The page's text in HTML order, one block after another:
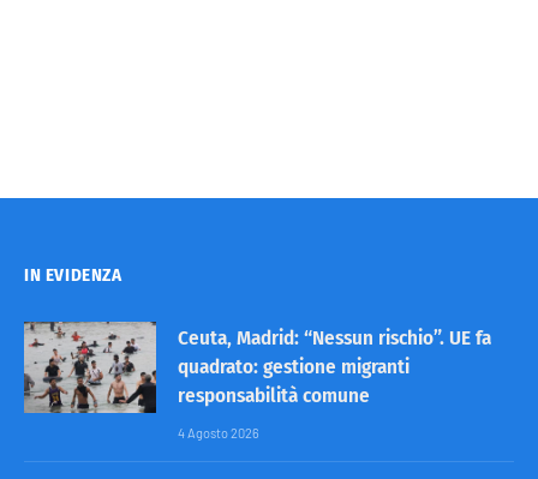
IN EVIDENZA
Ceuta, Madrid: “Nessun rischio”. UE fa
quadrato: gestione migranti
responsabilità comune
4 Agosto 2026